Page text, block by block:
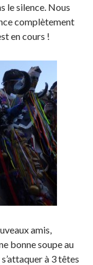
le silence. Nous
complètement
en cours !
amis,
bonne soupe au
à 3 têtes